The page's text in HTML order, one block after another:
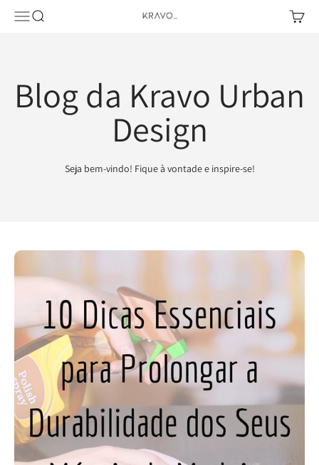
Pular para o conteúdo
Abrir menu de navegação
Abrir pesquisa KRAVO urban design Abrir
Blog da Kravo Urban
Design
Seja bem-vindo! Fique à vontade e inspire-se!